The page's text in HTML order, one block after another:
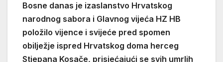
Bosne danas je izaslanstvo Hrvatskog
narodnog sabora i Glavnog vijeća HZ HB
položilo vijence i svijeće pred spomen
obilježje ispred Hrvatskog doma herceg
Stjepana Kosače, prisjećajući se svih umrlih